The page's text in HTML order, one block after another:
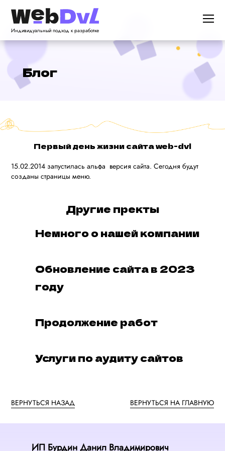
Индивидуальный подход к разработке
Блог
Первый день жизни сайта web-dvl
15.02.2014 запустилась альфа версия сайта. Сегодня будут
созданы страницы меню.
Другие пректы
Немного о нашей компании
Обновление сайта в 2023
году
Продолжение работ
Услуги по аудиту сайтов
ВЕРНУТЬСЯ НАЗАД ВЕРНУТЬСЯ НА ГЛАВНУЮ
ИП Бурдин Данил Владимирович